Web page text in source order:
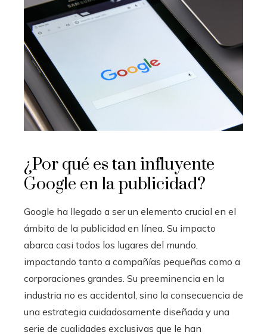
¿Por qué es tan influyente
Google en la publicidad?
Google ha llegado a ser un elemento crucial en el
ámbito de la publicidad en línea. Su impacto
abarca casi todos los lugares del mundo,
impactando tanto a compañías pequeñas como a
corporaciones grandes. Su preeminencia en la
industria no es accidental, sino la consecuencia de
una estrategia cuidadosamente diseñada y una
serie de cualidades exclusivas que le han